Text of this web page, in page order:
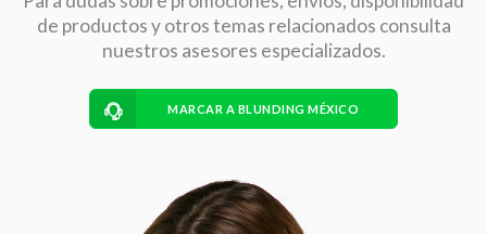
de productos y otros temas relacionados consulta
nuestros asesores especializados.
MARCAR A BLUNDING MÉXICO